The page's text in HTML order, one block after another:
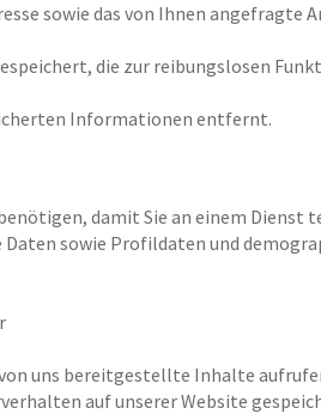
sowie das von Ihnen angefragte
die zur reibungslosen
Informationen entfernt.
damit Sie an einem
sowie Profildaten und
uns bereitgestellte Inhalte
auf unserer Website